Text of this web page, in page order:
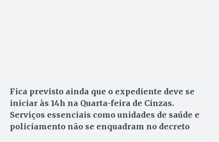
Fica previsto ainda que o expediente deve se
iniciar às 14h na Quarta-feira de Cinzas.
Serviços essenciais como unidades de saúde e
policiamento não se enquadram no decreto